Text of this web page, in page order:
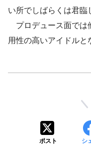
い所でしばらくは君臨
プロデュース面では
用性の高いアイドルと
ポスト シ